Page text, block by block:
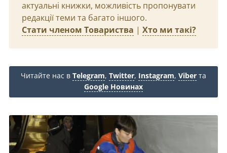
актуальні книжки, можливість пропонувати
редакції теми та багато іншого.
Стати членом Товариства | Хто ми такі?
Читайте нас в Telegram, Twitter, Instagram, Viber та
Google Новинах